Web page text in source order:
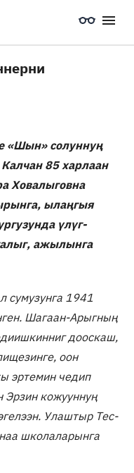
«Шын» солуннуң
85 харлаан
Ховалыговна
ылаңгыя
үлүг-
ажылынга
сумузунга 1941
Шагаан-Арыгның
дооскаш,
оон
эртемин чедип
кожууннуң
Улаштыр Тес-
школаларынга